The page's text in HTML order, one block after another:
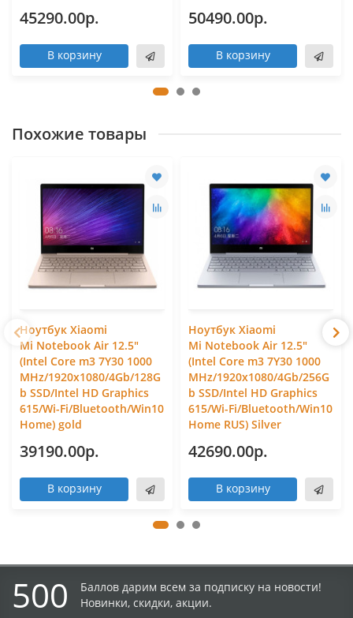
45290.00р.
В корзину
50490.00р.
В корзину
Похожие товары
Ноутбук Xiaomi
Mi Notebook Air 12.5"
(Intel Core m3 7Y30 1000
MHz/1920x1080/4Gb/128G
b SSD/Intel HD Graphics
615/Wi-Fi/Bluetooth/Win10
Home) gold
39190.00р.
В корзину
Ноутбук Xiaomi
Mi Notebook Air 12.5"
(Intel Core m3 7Y30 1000
MHz/1920x1080/4Gb/256G
b SSD/Intel HD Graphics
615/Wi-Fi/Bluetooth/Win10
Home RUS) Silver
42690.00р.
В корзину
500
Баллов дарим всем за подписку на новости!
Новинки, скидки, акции.